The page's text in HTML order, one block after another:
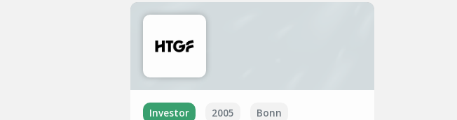
Investor 2005 Bonn